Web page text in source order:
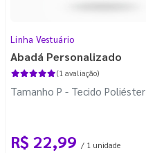
Linha Vestuário
Abadá Personalizado
(1 avaliação)
Tamanho P - Tecido Poliéster
R$ 22,99 / 1 unidade